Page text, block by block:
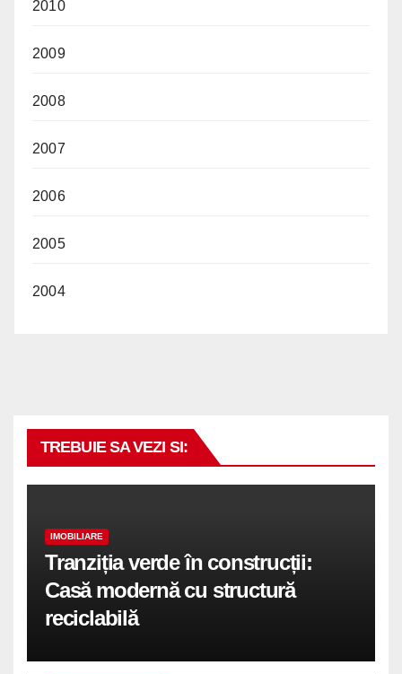
2010
2009
2008
2007
2006
2005
2004
TREBUIE SA VEZI SI:
IMOBILIARE
Tranziția verde în construcții:
Casă modernă cu structură
reciclabilă